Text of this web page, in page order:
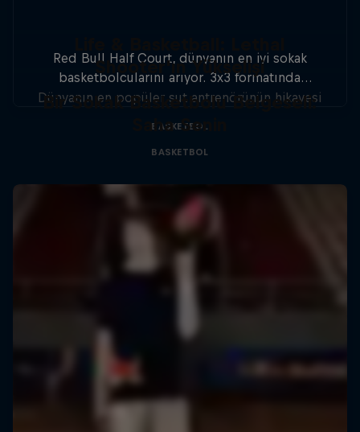
Red Bull Half Court, dünyanın en iyi sokak
basketbolcularını arıyor. 3x3 formatında
düzenlenen turnuvada, basketbolcular dünya
Shooter'ın Yükselişi
Dünyanın en popüler şut antrenörünün hikayesi
BASKETBOL
Bir Sokak Basketbolu Belgeseli:
Saha Senin
BASKETBOL